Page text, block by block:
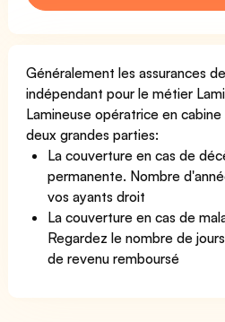
Généralement les assurances
indépendant pour le métier
Lamineuse opératrice en
deux grandes parties:
La couverture en cas de
permanente. Nombre
vos ayants droit
La couverture en cas de
Regardez le nombre de
de revenu remboursé